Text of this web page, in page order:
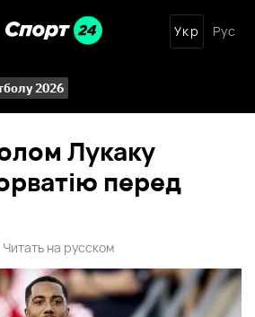
Укр Рус
2026
Лукаку
перед
Читать на русском